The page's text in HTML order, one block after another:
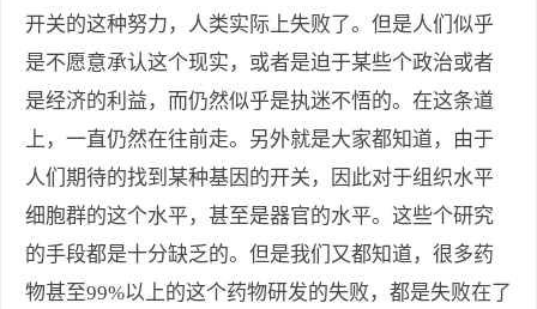
开关的这种努力，人类实际上失败了。但是人们似乎
是不愿意承认这个现实，或者是迫于某些个政治或者
是经济的利益，而仍然似乎是执迷不悟的。在这条道
上，一直仍然在往前走。另外就是大家都知道，由于
人们期待的找到某种基因的开关，因此对于组织水平
细胞群的这个水平，甚至是器官的水平。这些个研究
的手段都是十分缺乏的。但是我们又都知道，很多药
物甚至99%以上的这个药物研发的失败，都是失败在了